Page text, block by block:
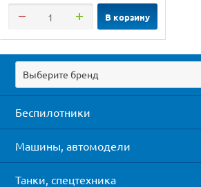
В корзину
Выберите бренд
Беспилотники
Машины, автомодели
Танки, спецтехника